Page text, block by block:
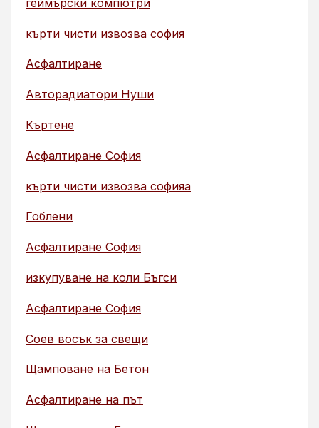
кърти чисти извозва софия
Асфалтиране
Авторадиатори Нуши
Къртене
Асфалтиране София
кърти чисти извозва софияа
Гоблени
Асфалтиране София
изкупуване на коли Бъгси
Асфалтиране София
Соев восък за свещи
Щамповане на Бетон
Асфалтиране на път